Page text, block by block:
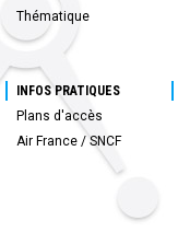
Thématique
INFOS PRATIQUES
Plans d'accès
Air France / SNCF